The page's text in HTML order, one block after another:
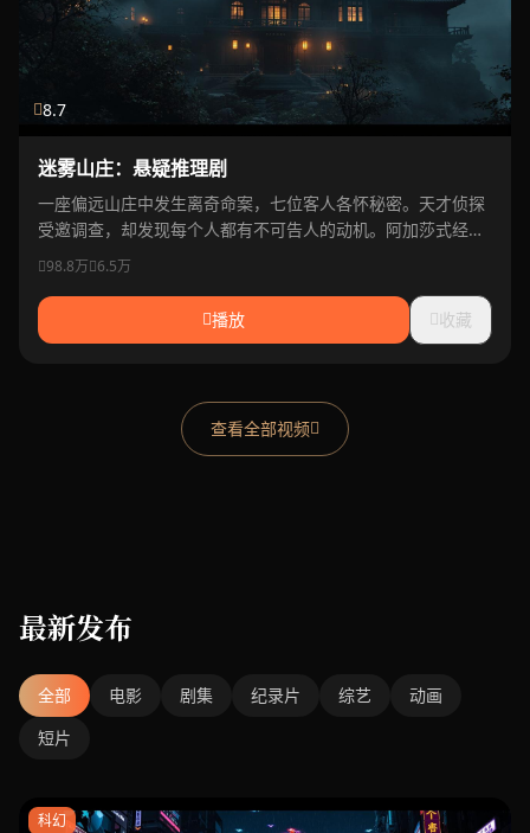
8.7
迷雾山庄：悬疑推理剧
一座偏远山庄中发生离奇命案，七位客人各怀秘密。天才侦探
受邀调查，却发现每个人都有不可告人的动机。阿加莎式经典
推理。
98.8万 6.5万
播放 收藏
查看全部视频
最新发布
全部 电影 剧集 纪录片 综艺
动画
短片
科幻